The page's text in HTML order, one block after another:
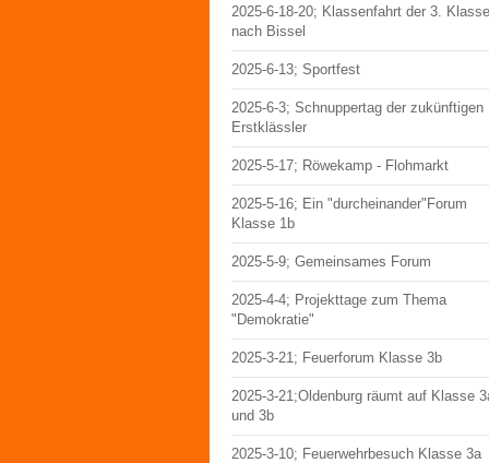
2025-6-18-20; Klassenfahrt der 3.
nach Bissel
2025-6-13; Sportfest
2025-6-3; Schnuppertag der zukünftigen
Erstklässler
2025-5-17; Röwekamp - Flohmarkt
2025-5-16; Ein "durcheinander"Forum
Klasse 1b
2025-5-9; Gemeinsames Forum
2025-4-4; Projekttage zum Thema
"Demokratie"
2025-3-21; Feuerforum Klasse 3b
2025-3-21;Oldenburg räumt auf Klasse
und 3b
2025-3-10; Feuerwehrbesuch Klasse 3a